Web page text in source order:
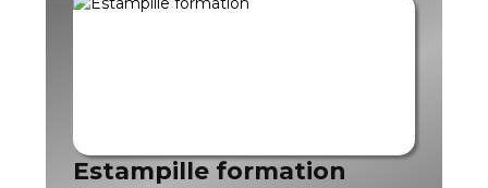
Estampille formation